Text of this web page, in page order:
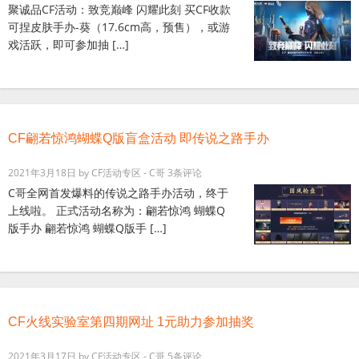
聚诚品CF活动：致竞巅峰 闪耀此刻 买CF收款
可捏皮肤手办-葵（17.6cm高，预售），或游
戏活跃，即可参加抽 […]
CF翩若惊鸿蝴蝶Q版盲盒活动 即传说之路手办
2021年3月18日 byCF活动专区 - C哥3条评论
C哥全网首发爆料的传说之路手办活动，终于
上线啦。 正式活动名称为：翩若惊鸿 蝴蝶Q
版手办 翩若惊鸿 蝴蝶Q版手 […]
CF火线实验室第四期网址 1元助力参加抽奖
2021年3月17日 byCF活动专区 - C哥 5条评论